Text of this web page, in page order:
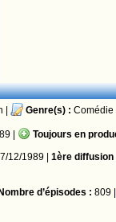
| Genre(s) : Comédie
|
Toujours en
12/1989 |1ère
Nombre d’épisodes : 809